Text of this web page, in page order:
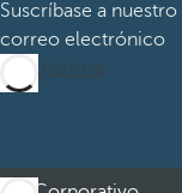
Suscríbase a
correo electrónico
Suscribirme